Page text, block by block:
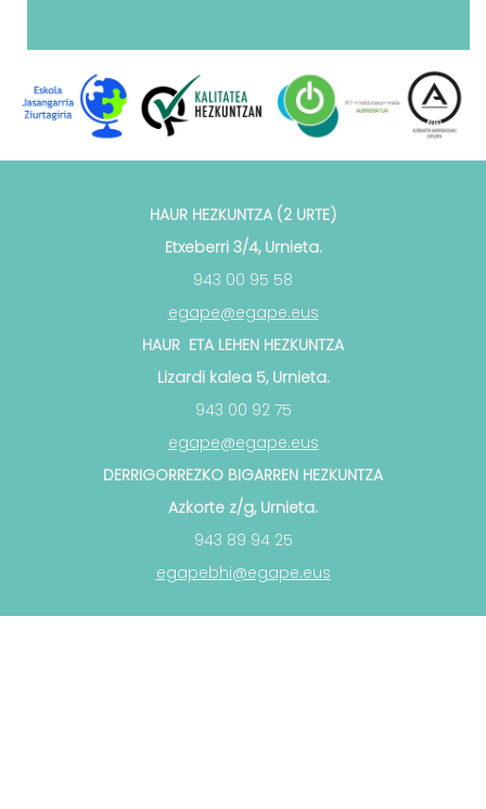
HAUR HEZKUNTZA (2 URTE)
Etxeberri 3/4, Urnieta.
943 00 95 58
egape@egape.eus
HAUR ETA LEHEN HEZKUNTZA
Lizardi kalea 5, Urnieta.
943 00 92 75
egape@egape.eus
DERRIGORREZKO BIGARREN HEZKUNTZA
Azkorte z/g, Urnieta.
943 89 94 25
egapebhi@egape.eus